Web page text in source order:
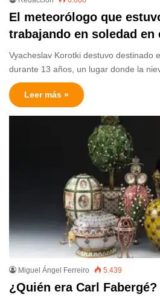
El meteorólogo que
trabajando en soledad en
Vyacheslav Korotki destuvo destinado
durante 13 años, un lugar donde la
Leer más »
Miguel Ángel Ferreiro 5.439
¿Quién era Carl Fabergé?